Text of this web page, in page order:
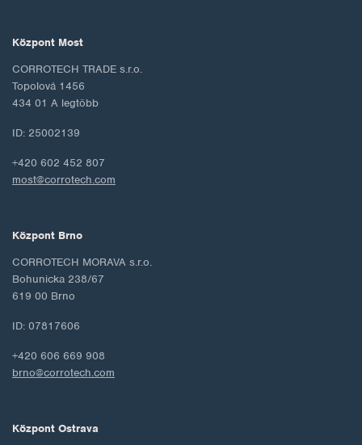
Központ Most
CORROTECH TRADE s.r.o.
Topolová 1456
434 01 A legtöbb
ID: 25002139
+420 602 452 807
most@corrotech.com
Központ Brno
CORROTECH MORAVA s.r.o.
Bohunicka 238/67
619 00 Brno
ID: 07817606
+420 606 669 908
brno@corrotech.com
Központ Ostrava